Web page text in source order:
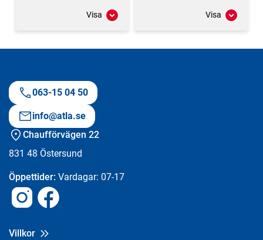
Visa Visa
063-15 04 50
info@atla.se
Chaufförvägen 22
831 48 Östersund
Öppettider: Vardagar: 07-17
Villkor